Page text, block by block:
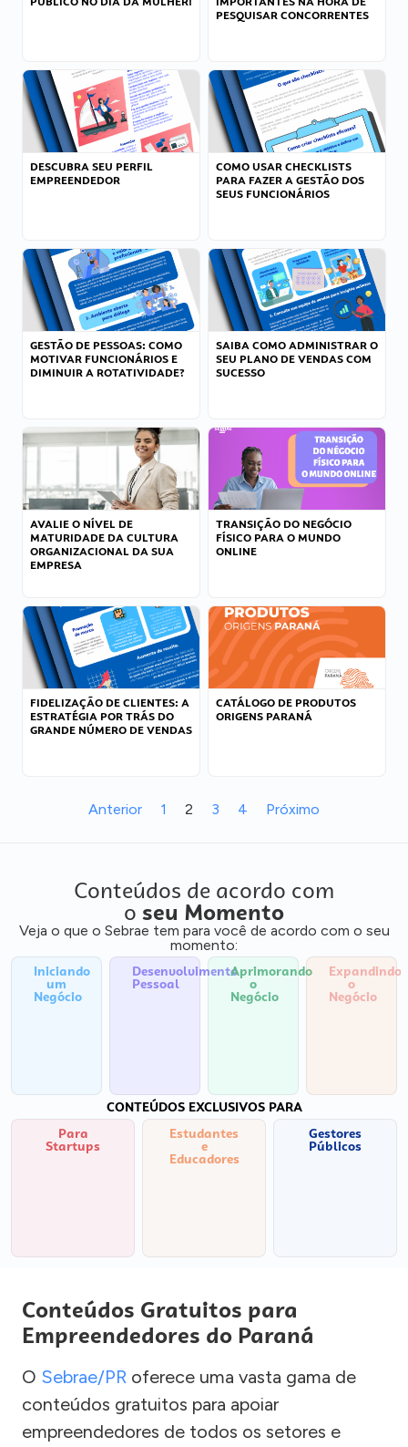
PESQUISAR CONCORRENTES
DESCUBRA SEU PERFIL
EMPREENDEDOR
COMO USAR CHECKLISTS
PARA FAZER A GESTÃO DOS
SEUS FUNCIONÁRIOS
GESTÃO DE PESSOAS: COMO
MOTIVAR FUNCIONÁRIOS E
DIMINUIR A ROTATIVIDADE?
SAIBA COMO ADMINISTRAR O
SEU PLANO DE VENDAS COM
SUCESSO
AVALIE O NÍVEL DE
MATURIDADE DA CULTURA
ORGANIZACIONAL DA SUA
EMPRESA
TRANSIÇÃO DO NEGÓCIO
FÍSICO PARA O MUNDO
ONLINE
FIDELIZAÇÃO DE CLIENTES: A
ESTRATÉGIA POR TRÁS DO
GRANDE NÚMERO DE VENDAS
CATÁLOGO DE PRODUTOS
ORIGENS PARANÁ
Anterior 1 2 3 4 Próximo
Conteúdos de acordo com
o seu Momento
Veja o que o Sebrae tem para você de acordo com o seu
momento:
Iniciando
um
Negócio
Desenvolvimento
Pessoal
Aprimorando
o
Negócio
Expandindo
o
Negócio
CONTEÚDOS EXCLUSIVOS PARA
Para
Startups
Estudantes
e
Educadores
Gestores
Públicos
Conteúdos Gratuitos para
Empreendedores do Paraná
O Sebrae/PR oferece uma vasta gama de
conteúdos gratuitos para apoiar
empreendedores de todos os setores e